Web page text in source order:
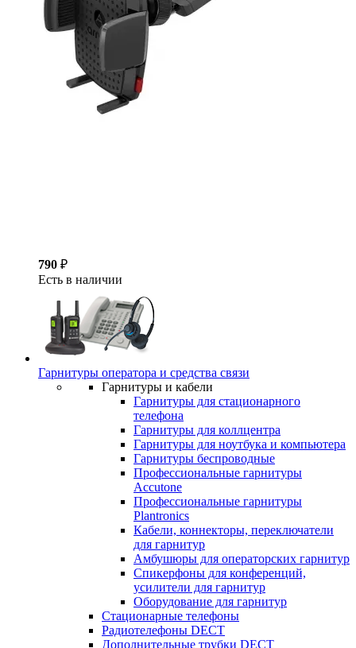
790 ₽
Есть в наличии
Гарнитуры оператора и средства связи
Гарнитуры и кабели
Гарнитуры для стационарного
телефона
Гарнитуры для коллцентра
Гарнитуры для ноутбука и компьютера
Гарнитуры беспроводные
Профессиональные гарнитуры
Accutone
Профессиональные гарнитуры
Plantronics
Кабели, коннекторы, переключатели
для гарнитур
Амбушюры для операторских гарнитур
Cпикерфоны для конференций,
усилители для гарнитур
Оборудование для гарнитур
Стационарные телефоны
Радиотелефоны DECT
Дополнительные трубки DECT